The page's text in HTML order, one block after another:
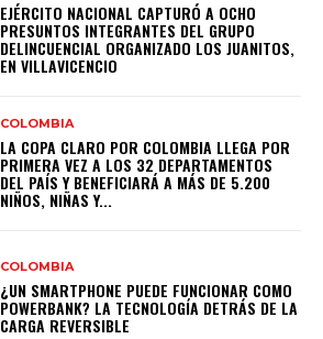
EJÉRCITO NACIONAL CAPTURÓ A OCHO
PRESUNTOS INTEGRANTES DEL GRUPO
DELINCUENCIAL ORGANIZADO LOS JUANITOS,
EN VILLAVICENCIO
COLOMBIA
LA COPA CLARO POR COLOMBIA LLEGA POR
PRIMERA VEZ A LOS 32 DEPARTAMENTOS
DEL PAÍS Y BENEFICIARÁ A MÁS DE 5.200
NIÑOS, NIÑAS Y...
COLOMBIA
¿UN SMARTPHONE PUEDE FUNCIONAR COMO
POWERBANK? LA TECNOLOGÍA DETRÁS DE LA
CARGA REVERSIBLE